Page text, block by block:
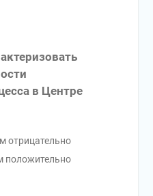
в Центре
отрицательно
положительно